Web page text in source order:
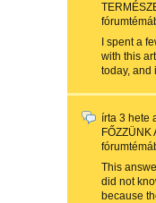
I spent a
with this
today, and
írta 3 hete
FŐZZÜNK
This
did not
because